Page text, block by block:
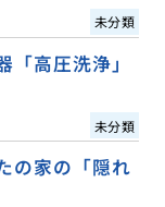
未分類
高圧洗浄」
未分類
の家の「隠れ